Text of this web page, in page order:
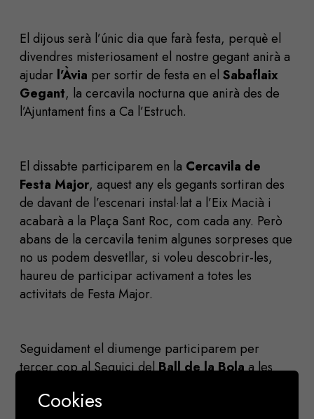
El dijous serà l’únic dia que farà festa, perquè el
divendres misteriosament el nostre gegant anirà a
ajudar l’Àvia per sortir de festa en el Sabaflaix
Gegant, la cercavila nocturna que anirà des de
l’Ajuntament fins a Ca l’Estruch.
El dissabte participarem en la Cercavila de
Festa Major, aquest any els gegants sortiran des
de davant de l’escenari instal·lat a l’Eix Macià i
acabarà a la Plaça Sant Roc, com cada any. Però
abans de la cercavila tenim algunes sorpreses que
no us podem desvetllar, si voleu descobrir-les,
haureu de participar activament a totes les
activitats de Festa Major.
Seguidament el diumenge participarem per
tercer cop al Seguici delBall de la Bolaa les
17 h farem elTaller de Gegants
Cookies